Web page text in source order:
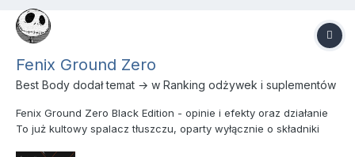
Fenix Ground Zero
Best Body dodał temat → w Ranking odżywek i suplementów
Fenix Ground Zero Black Edition - opinie i efekty oraz działanie
To już kultowy spalacz tłuszczu, oparty wyłącznie o składniki